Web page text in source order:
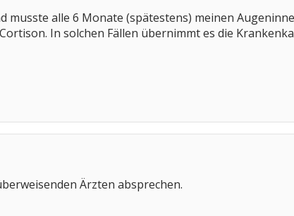
alle 6 Monate (spätestens) meinen
In solchen Fällen übernimmt es die
Ärzten absprechen.